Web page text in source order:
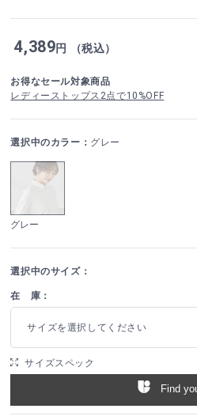
4,389円 （税込）
お得なセール対象商品
レディーストップス2点で10%OFF
選択中のカラー： グレー
グレー
選択中のサイズ：
在 庫：
サイズを選択してください
サイズスペック
Find